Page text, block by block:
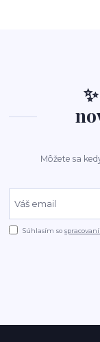
Môžete sa
Súhlasím so